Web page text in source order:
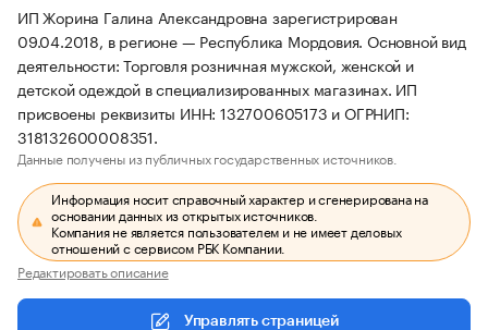
ИП Жорина Галина Александровна зарегистрирован
09.04.2018, в регионе — Республика Мордовия. Основной вид
деятельности: Торговля розничная мужской, женской и
детской одеждой в специализированных магазинах. ИП
присвоены реквизиты ИНН: 132700605173 и ОГРНИП:
318132600008351.
Данные получены из публичных государственных источников.
Информация носит справочный характер и сгенерирована на
основании данных из открытых источников.
Компания не является пользователем и не имеет деловых
отношений с сервисом РБК Компании.
Редактировать описание
Управлять страницей